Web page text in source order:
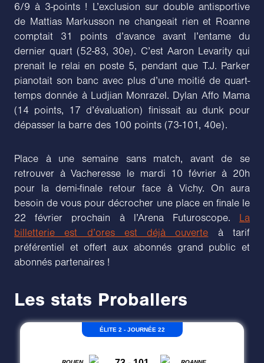
6/9 à 3-points ! L’exclusion sur double antisportive
de Mattias Markusson ne changeait rien et Roanne
comptait 31 points d’avance avant l’entame du
dernier quart (52-83, 30e). C’est Aaron Levarity qui
prenait le relai en poste 5, pendant que T.J. Parker
pianotait son banc avec plus d’une moitié de quart-
temps donnée à Ludjian Monrazel. Dylan Affo Mama
(14 points, 17 d’évaluation) finissait au dunk pour
dépasser la barre des 100 points (73-101, 40e).
Place à une semaine sans match, avant de se
retrouver à Vacheresse le mardi 10 février à 20h
pour la demi-finale retour face à Vichy. On aura
besoin de vous pour décrocher une place en finale le
22 février prochain à l’Arena Futuroscope. La
billetterie est d’ores est déjà ouverte à tarif
préférentiel et offert aux abonnés grand public et
abonnés partenaires !
Les stats Proballers